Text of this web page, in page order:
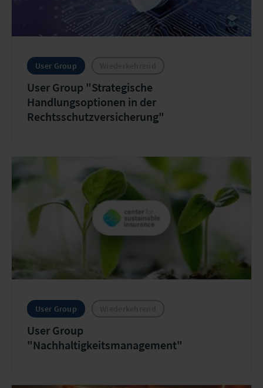
User Group
User Group "Strategische
Handlungsoptionen in der
Rechtsschutzversicherung"
User Group
User Group
"Nachhaltigkeitsmanagement"